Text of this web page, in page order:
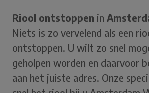
Riool ontstoppen in
Niets is zo vervelend als een
ontstoppen. U wilt zo snel
geholpen worden en daarvoor
aan het juiste adres. Onze